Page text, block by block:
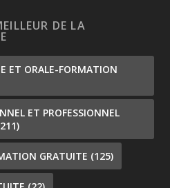
DE LA
ET ORALE-FORMATION
ET PROFESSIONNEL
GRATUITE (125)